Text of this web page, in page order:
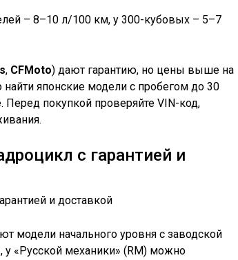
– 8–10 л/100 км, у 300-кубовых – 5–7
, CFMoto) дают гарантию, но цены выше на
японские модели с пробегом до 30
покупкой проверяйте VIN-код,
с гарантией и
модели начального уровня с заводской
у «Русской механики» (RM) можно